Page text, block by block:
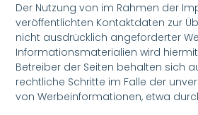
Der Nutzung von im Rahmen der
veröffentlichten Kontaktdaten zur
nicht ausdrücklich angeforderter
Informationsmaterialien wird
Betreiber der Seiten behalten sich
rechtliche Schritte im Falle der
von Werbeinformationen, etwa